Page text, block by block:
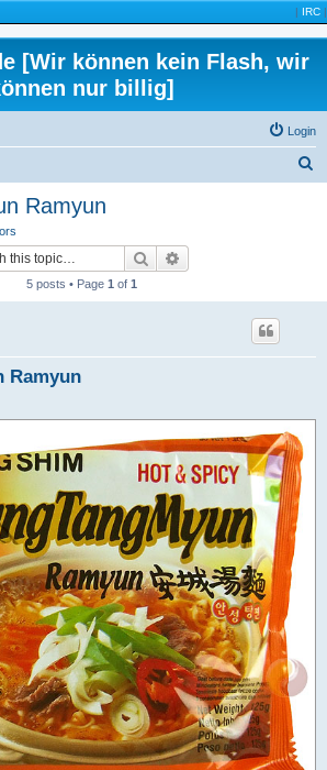
| IRC |
[Wir können kein Flash, wir
nur billig]
Login
Ramyun
Search
5 posts • Page 1 of 1
Ramyun